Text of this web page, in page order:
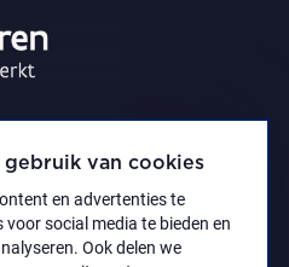
gebruik van cookies
en advertenties te
social media te bieden en
Ook delen we